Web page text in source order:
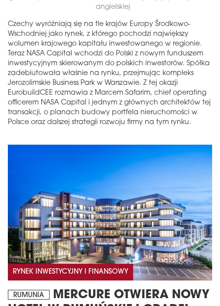
angielskiej
Czechy wyróżniają się na tle krajów Europy Środkowo-
Wschodniej jako rynek, z którego pochodzi największy
wolumen krajowego kapitału inwestowanego w regionie.
Teraz NASA Capital wchodzi do Polski z nowym funduszem
inwestycyjnym skierowanym do polskich inwestorów. Spółka
zadebiutowała właśnie na rynku, przejmując kompleks
Jerozolimskie Business Park w Warszawie. Z tej okazji
EurobuildCEE rozmawia z Marcem Safarim, chief operating
officerem NASA Capital i jednym z głównych architektów tej
transakcji, o planach budowy portfela nieruchomości w
Polsce oraz dalszej strategii rozwoju firmy na tym rynku.
RYNEK INWESTYCYJNY I FINANSOWY
RUMUNIA
MERCURE OTWIERA NOWY